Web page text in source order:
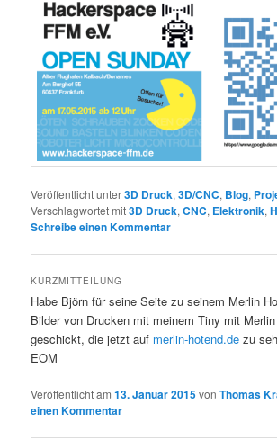
Veröffentlicht unter3D Druck,3D/CNC, Blog,
Verschlagwortet mit3D Druck,CNC, Elektronik,
Schreibe einen Kommentar
KURZMITTEILUNG
Habe Björn für seine Seite zu seinem Merlin
Bilder von Drucken mit meinem Tiny mit
geschickt, die jetzt auf merlin-hotend.de zu
EOM
Veröffentlicht am13. Januar 2015vonThomas
einen Kommentar